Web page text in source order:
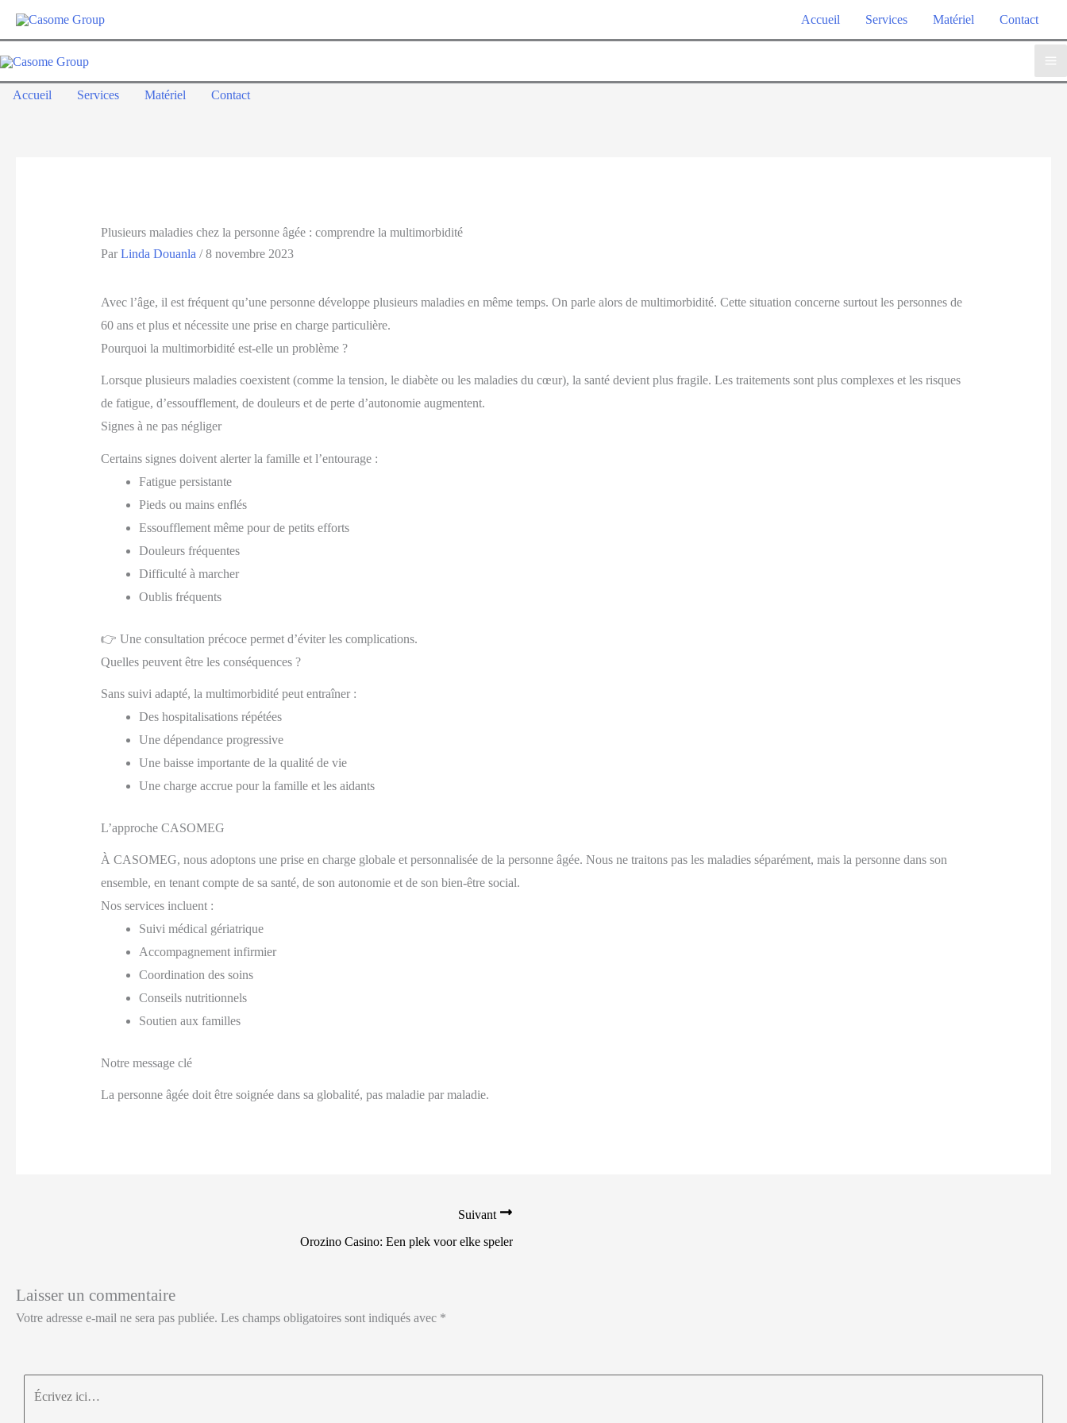
Aller
contenu
Accueil Services Matériel Contact
Accueil Services Matériel Contact
Plusieurs maladies chez la personne âgée : comprendre la multimorbidité
Par Linda Douanla /8 novembre 2023
Avec l’âge, il est fréquent qu’une personne développe plusieurs maladies en même temps. On parle alors de multimorbidité. Cette situation concerne surtout les personnes de
60 ans et plus et nécessite une prise en charge particulière.
Pourquoi la multimorbidité est-elle un problème ?
Lorsque plusieurs maladies coexistent (comme la tension, le diabète ou les maladies du cœur), la santé devient plus fragile. Les traitements sont plus complexes et les risques
de fatigue, d’essoufflement, de douleurs et de perte d’autonomie augmentent.
Signes à ne pas négliger
Certains signes doivent alerter la famille et l’entourage :
Fatigue persistante
Pieds ou mains enflés
Essoufflement même pour de petits efforts
Douleurs fréquentes
Difficulté à marcher
Oublis fréquents
👉 Une consultation précoce permet d’éviter les complications.
Quelles peuvent être les conséquences ?
Sans suivi adapté, la multimorbidité peut entraîner :
Des hospitalisations répétées
Une dépendance progressive
Une baisse importante de la qualité de vie
Une charge accrue pour la famille et les aidants
L’approche CASOMEG
À CASOMEG, nous adoptons une prise en charge globale et personnalisée de la personne âgée. Nous ne traitons pas les maladies séparément, mais la personne dans son
ensemble, en tenant compte de sa santé, de son autonomie et de son bien-être social.
Nos services incluent :
Suivi médical gériatrique
Accompagnement infirmier
Coordination des soins
Conseils nutritionnels
Soutien aux familles
Notre message clé
La personne âgée doit être soignée dans sa globalité, pas maladie par maladie.
Suivant
Orozino Casino: Een plek voor elke speler
Laisser un commentaire
Votre adresse e-mail ne sera pas publiée. Les champs obligatoires sont indiqués avec *